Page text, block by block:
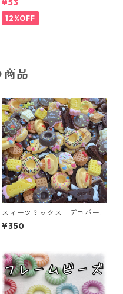
¥53
12%OFF
品
スィーツミックス デコパー
ツ イエロー 45個入り 貼
り付けパーツ【DP-SW-MIX
¥350